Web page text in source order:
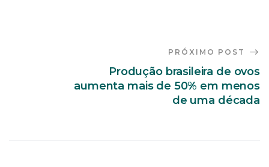
PRÓXIMO POST
Produção brasileira de ovos
aumenta mais de 50% em menos
de uma década